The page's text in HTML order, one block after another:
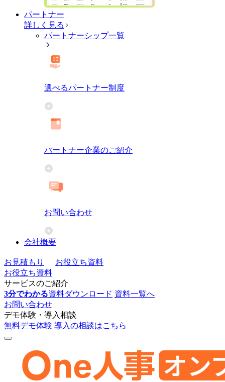
パートナー
詳しく見る
パートナーシップ一覧
選べるパートナー制度
パートナー企業のご紹介
お問い合わせ
会社概要
お見積もり
お役立ち資料
お役立ち資料
サービスのご紹介
3分でわかる資料ダウンロード 資料一覧へ
お問い合わせ
デモ体験・導入相談
無料デモ体験 導入の相談はこちら